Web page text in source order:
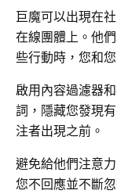
巨魔可以出現在
在線團體上。他
些行動時，您和
啟用內容過濾器
詞，隱藏您發現
注者出現之前。
避免給他們注意
您不回應並不斷